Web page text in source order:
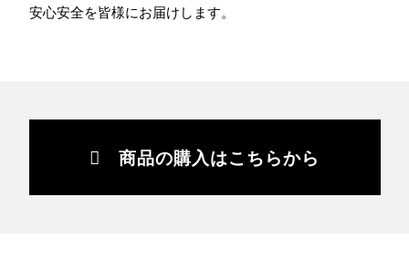
安心安全を皆様にお届けします。
商品の購入はこちらから